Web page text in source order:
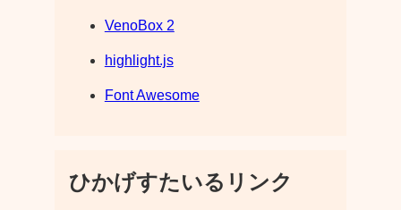
VenoBox 2
highlight.js
Font Awesome
ひかげすたいるリンク